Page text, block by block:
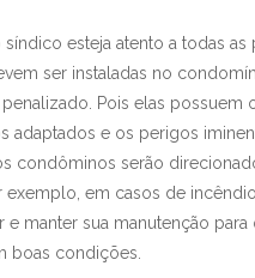
esteja atento a todas as
ser instaladas no
Pois elas possuem
adaptados e os perigos
condôminos serão
exemplo, em casos de
manter sua manutenção para
boas condições.